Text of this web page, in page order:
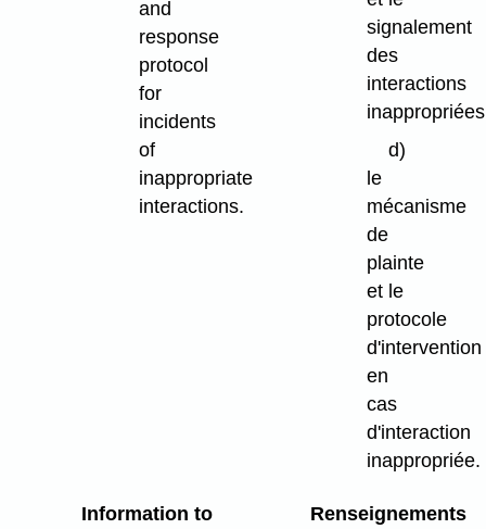
and
response
protocol
for
incidents
of
inappropriate
interactions.
signalement
des
interactions
d)
le
mécanisme
de
plainte
et le
protocole
d'intervention
en
cas
d'interaction
inappropriée.
Information to
Renseignements